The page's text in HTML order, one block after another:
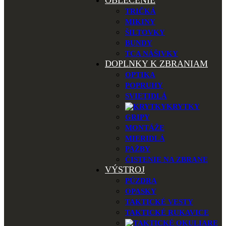
TRIČKÁ
MIKINY
ŠILTOVKY
BUNDY
TCA NÁŠIVKY
DOPLNKY K ZBRANIAM
OPTIKA
POPRUHY
SVIETIDLÁ
KRYTKY
GRIPY
MONTÁŽE
MIERIDLÁ
PAŽBY
ČISTENIE NA ZBRANE
VÝSTROJ
PÚZDRA
OPASKY
TAKTICKÉ VESTY
TAKTICKÉ RUKAVICE